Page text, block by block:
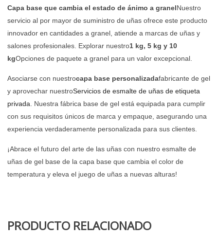
Capa base que cambia el estado de ánimo a granelNuestro
servicio al por mayor de suministro de uñas ofrece este producto
innovador en cantidades a granel, atiende a marcas de uñas y
salones profesionales. Explorar nuestro1 kg, 5 kg y 10
kgOpciones de paquete a granel para un valor excepcional.
Asociarse con nuestrocapa base personalizadafabricante de gel
y aprovechar nuestroServicios de esmalte de uñas de etiqueta
privada . Nuestra fábrica base de gel está equipada para cumplir
con sus requisitos únicos de marca y empaque, asegurando una
experiencia verdaderamente personalizada para sus clientes.
¡Abrace el futuro del arte de las uñas con nuestro esmalte de
uñas de gel base de la capa base que cambia el color de
temperatura y eleva el juego de uñas a nuevas alturas!
PRODUCTO RELACIONADO